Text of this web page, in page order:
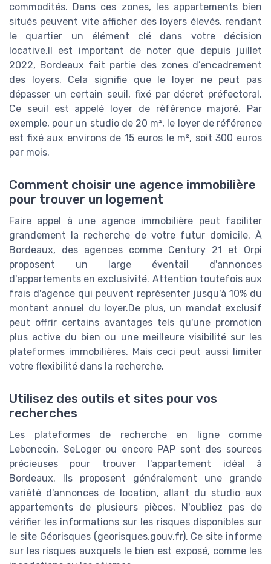
commodités. Dans ces zones, les appartements bien
situés peuvent vite afficher des loyers élevés, rendant
le quartier un élément clé dans votre décision
locative.Il est important de noter que depuis juillet
2022, Bordeaux fait partie des zones d’encadrement
des loyers. Cela signifie que le loyer ne peut pas
dépasser un certain seuil, fixé par décret préfectoral.
Ce seuil est appelé loyer de référence majoré. Par
exemple, pour un studio de 20 m², le loyer de référence
est fixé aux environs de 15 euros le m², soit 300 euros
par mois.
Comment choisir une agence immobilière
pour trouver un logement
Faire appel à une agence immobilière peut faciliter
grandement la recherche de votre futur domicile. À
Bordeaux, des agences comme Century 21 et Orpi
proposent un large éventail d'annonces
d'appartements en exclusivité. Attention toutefois aux
frais d'agence qui peuvent représenter jusqu'à 10% du
montant annuel du loyer.De plus, un mandat exclusif
peut offrir certains avantages tels qu'une promotion
plus active du bien ou une meilleure visibilité sur les
plateformes immobilières. Mais ceci peut aussi limiter
votre flexibilité dans la recherche.
Utilisez des outils et sites pour vos
recherches
Les plateformes de recherche en ligne comme
Leboncoin, SeLoger ou encore PAP sont des sources
précieuses pour trouver l'appartement idéal à
Bordeaux. Ils proposent généralement une grande
variété d'annonces de location, allant du studio aux
appartements de plusieurs pièces. N'oubliez pas de
vérifier les informations sur les risques disponibles sur
le site Géorisques (georisques.gouv.fr). Ce site informe
sur les risques auxquels le bien est exposé, comme les